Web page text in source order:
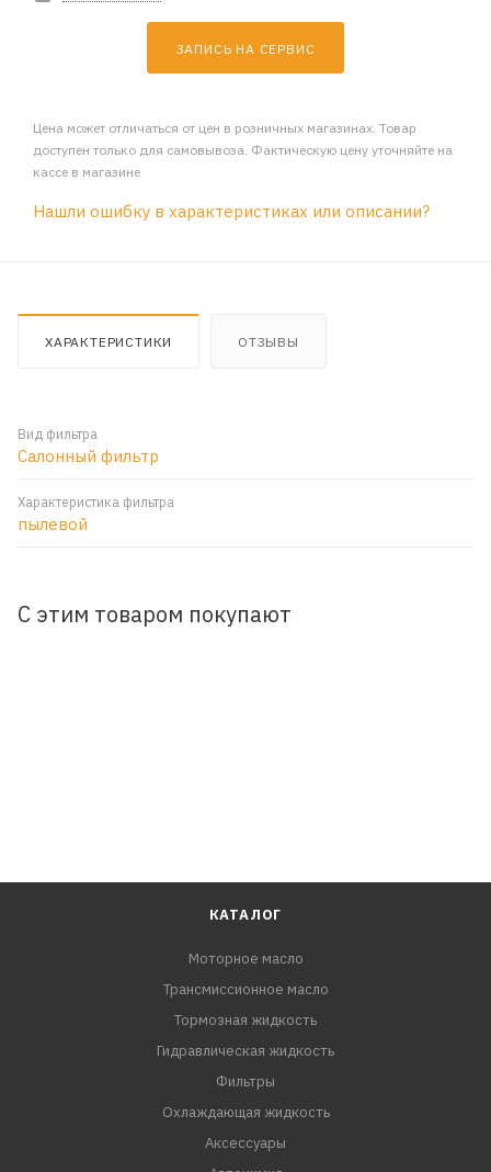
ЗАПИСЬ НА СЕРВИС
Цена может отличаться от цен в розничных магазинах. Товар
доступен только для самовывоза. Фактическую цену уточняйте на
кассе в магазине
Нашли ошибку в характеристиках или описании?
ХАРАКТЕРИСТИКИ ОТЗЫВЫ
Вид фильтра
Салонный фильтр
Характеристика фильтра
пылевой
С этим товаром покупают
КАТАЛОГ
Моторное масло
Трансмиссионное масло
Тормозная жидкость
Гидравлическая жидкость
Фильтры
Охлаждающая жидкость
Аксессуары